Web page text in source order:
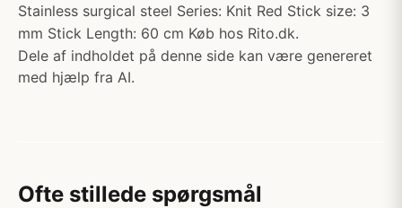
Stainless surgical steel Series: Knit Red Stick size: 3
mm Stick Length: 60 cm Køb hos Rito.dk.
Dele af indholdet på denne side kan være genereret
med hjælp fra AI.
Ofte stillede spørgsmål